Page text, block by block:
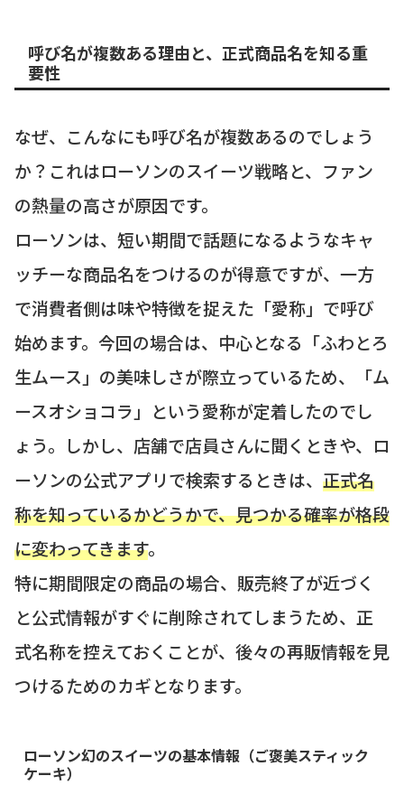
呼び名が複数ある理由と、正式商品名を知る重
要性
なぜ、こんなにも呼び名が複数あるのでしょう
か？これはローソンのスイーツ戦略と、ファン
の熱量の高さが原因です。
ローソンは、短い期間で話題になるようなキャ
ッチーな商品名をつけるのが得意ですが、一方
で消費者側は味や特徴を捉えた「愛称」で呼び
始めます。今回の場合は、中心となる「ふわとろ
生ムース」の美味しさが際立っているため、「ム
ースオショコラ」という愛称が定着したのでし
ょう。しかし、店舗で店員さんに聞くときや、ロ
ーソンの公式アプリで検索するときは、 正式名
称を知っているかどうかで、見つかる確率が格段
に変わってきます。
特に期間限定の商品の場合、販売終了が近づく
と公式情報がすぐに削除されてしまうため、正
式名称を控えておくことが、後々の再販情報を見
つけるためのカギとなります。
ローソン幻のスイーツの基本情報（ご褒美スティック
ケーキ）